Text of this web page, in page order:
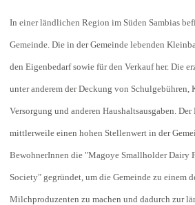
In einer ländlichen Region im Süden Sambias
Gemeinde. Die in der Gemeinde lebenden
den Eigenbedarf sowie für den Verkauf her. Die
unter anderem der Deckung von Schulgebühren,
Versorgung und anderen Haushaltsausgaben.
mittlerweile einen hohen Stellenwert in der
BewohnerInnen die "Magoye Smallholder Dairy
Society" gegründet, um die Gemeinde zu einem
Milchproduzenten zu machen und dadurch zur